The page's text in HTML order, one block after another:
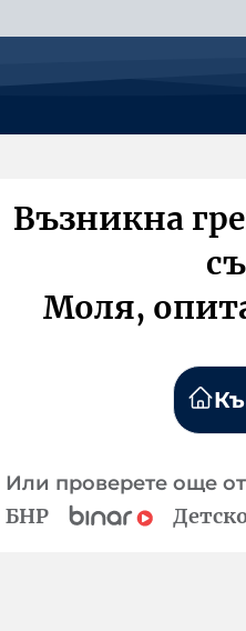
Възникна
Моля,
Или проверете още
БНР